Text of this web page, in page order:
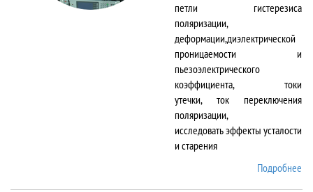
петли гистерезиса
поляризации,
деформации,диэлектрической
проницаемости и
пьезоэлектрического
коэффициента, токи
утечки, ток переключения
поляризации,
исследовать эффекты усталости
и старения
Подробнее